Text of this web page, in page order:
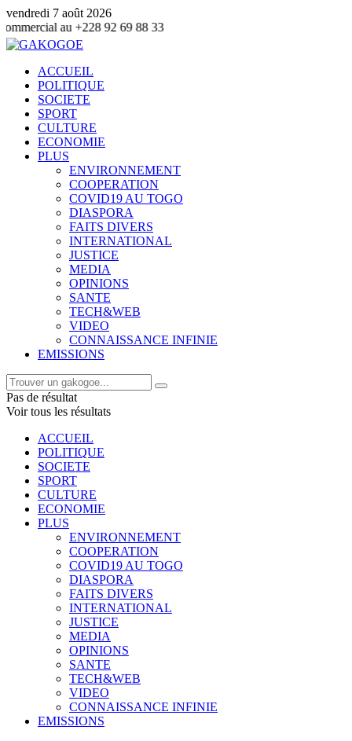
vendredi 7 août 2026
92 69 88 33
ACCUEIL
POLITIQUE
SOCIETE
SPORT
CULTURE
ECONOMIE
PLUS
ENVIRONNEMENT
COOPERATION
COVID19 AU TOGO
DIASPORA
FAITS DIVERS
INTERNATIONAL
JUSTICE
MEDIA
OPINIONS
SANTE
TECH&WEB
VIDEO
CONNAISSANCE INFINIE
EMISSIONS
Pas de résultat
Voir tous les résultats
ACCUEIL
POLITIQUE
SOCIETE
SPORT
CULTURE
ECONOMIE
PLUS
ENVIRONNEMENT
COOPERATION
COVID19 AU TOGO
DIASPORA
FAITS DIVERS
INTERNATIONAL
JUSTICE
MEDIA
OPINIONS
SANTE
TECH&WEB
VIDEO
CONNAISSANCE INFINIE
EMISSIONS